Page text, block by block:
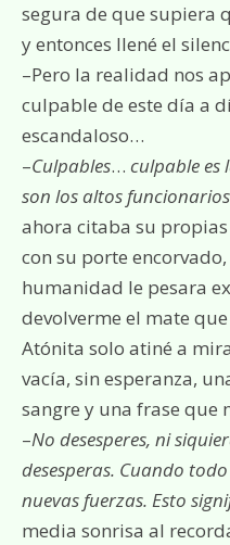
segura de que supiera
y entonces llené el
–Pero la realidad nos
culpable de este día a
escandaloso…
–Culpables… culpable es
son los altos funcionarios
ahora citaba su
con su porte
humanidad le pesara
devolverme el mate
Atónita solo atiné a
vacía, sin esperanza,
sangre y una frase que
–No desesperes, ni
desesperas. Cuando
nuevas fuerzas. Esto
media sonrisa al